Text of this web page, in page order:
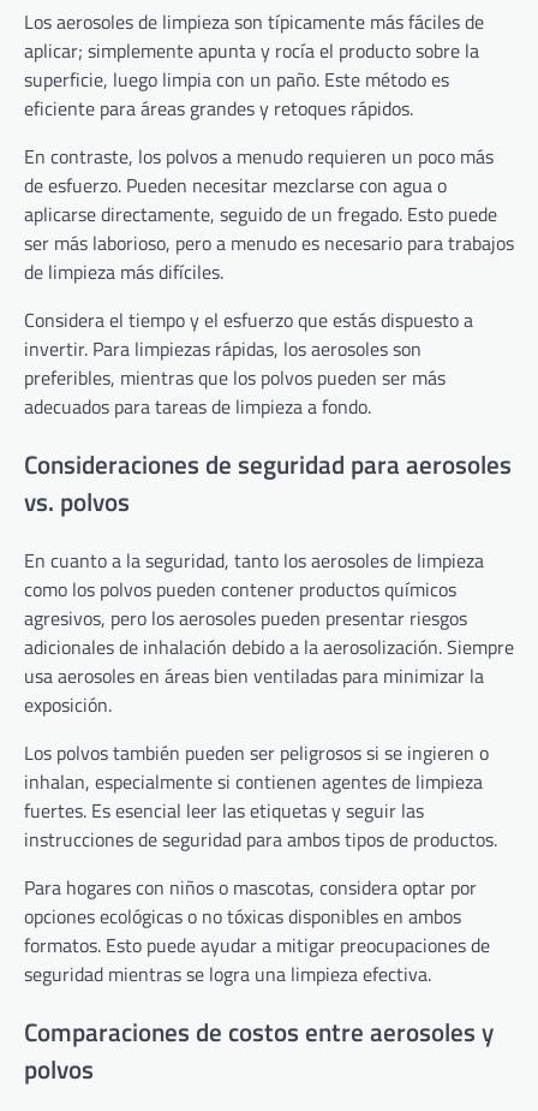
Los aerosoles de limpieza son típicamente más fáciles de
aplicar; simplemente apunta y rocía el producto sobre la
superficie, luego limpia con un paño. Este método es
eficiente para áreas grandes y retoques rápidos.
En contraste, los polvos a menudo requieren un poco más
de esfuerzo. Pueden necesitar mezclarse con agua o
aplicarse directamente, seguido de un fregado. Esto puede
ser más laborioso, pero a menudo es necesario para trabajos
de limpieza más difíciles.
Considera el tiempo y el esfuerzo que estás dispuesto a
invertir. Para limpiezas rápidas, los aerosoles son
preferibles, mientras que los polvos pueden ser más
adecuados para tareas de limpieza a fondo.
Consideraciones de seguridad para aerosoles
vs. polvos
En cuanto a la seguridad, tanto los aerosoles de limpieza
como los polvos pueden contener productos químicos
agresivos, pero los aerosoles pueden presentar riesgos
adicionales de inhalación debido a la aerosolización. Siempre
usa aerosoles en áreas bien ventiladas para minimizar la
exposición.
Los polvos también pueden ser peligrosos si se ingieren o
inhalan, especialmente si contienen agentes de limpieza
fuertes. Es esencial leer las etiquetas y seguir las
instrucciones de seguridad para ambos tipos de productos.
Para hogares con niños o mascotas, considera optar por
opciones ecológicas o no tóxicas disponibles en ambos
formatos. Esto puede ayudar a mitigar preocupaciones de
seguridad mientras se logra una limpieza efectiva.
Comparaciones de costos entre aerosoles y
polvos